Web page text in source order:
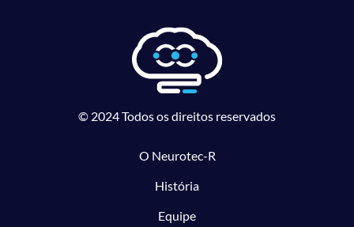
© 2024 Todos os direitos reservados
O Neurotec-R
História
Equipe